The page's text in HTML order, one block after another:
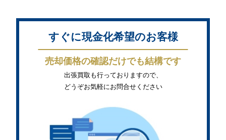
すぐに現金化希望のお客様
売却価格の確認だけでも結構です
出張買取も行っておりますので、
どうぞお気軽にお問合せください